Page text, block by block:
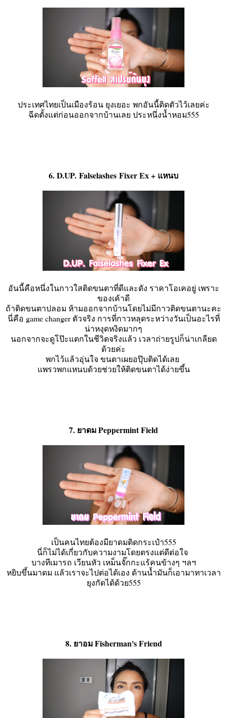
ประเทศไทยเป็นเมืองร้อน ยุงเยอะ พกอันนี้ติดตัวไว้เลยค่ะ
ฉีดตั้งแต่ก่อนออกจากบ้านเลย ประหนึ่งน้ำหอม555
6. D.UP. Falselashes Fixer Ex + แหนบ
อันนี้คือหนึ่งในกาวใสติดขนตาที่ดีและดัง ราคาโอเคอยู่ เพราะ
ของเค้าดี
ถ้าติดขนตาปลอม ห้ามออกจากบ้านโดยไม่มีกาวติดขนตานะคะ
นี่คือ game changer ตัวจริง การที่กาวหลุดระหว่างวันเป็นอะไรที่
น่าหงุดหงิดมากๆ
นอกจากจะดูโป๊ะแตกในชีวิตจริงแล้ว เวลาถ่ายรูปก็น่าเกลียด
ด้วยค่ะ
พกไว้แล้วอุ่นใจ ขนตาเผยอปุ๊บติดได้เลย
แพรวพกแหนบด้วยช่วยให้ติดขนตาได้ง่ายขึ้น
7. ยาดม Peppermint Field
เป็นคนไทยต้องมียาดมติดกระเป๋า555
นี่ก็ไม่ได้เกี่ยวกับความงามโดยตรงแต่ดีต่อใจ
บางทีเมารถ เวียนหัว เหม็นจั๊กกะแร้คนข้างๆ ฯลฯ
หยิบขึ้นมาดม แล้วเราจะไปต่อได้เอง ด้านน้ำมันก็เอามาทาเวลา
ยุงกัดได้ด้วย555
8. ยาอม Fisherman's Friend